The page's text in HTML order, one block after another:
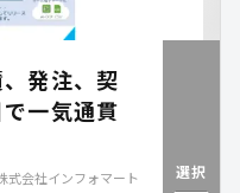
発注、契
一気通貫
式会社インフォマート 選択